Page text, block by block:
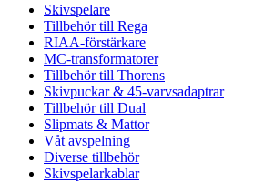
Skivspelare
Tillbehör till Rega
RIAA-förstärkare
MC-transformatorer
Tillbehör till Thorens
Skivpuckar & 45-varvsadaptrar
Tillbehör till Dual
Slipmats & Mattor
Våt avspelning
Diverse tillbehör
Skivspelarkablar